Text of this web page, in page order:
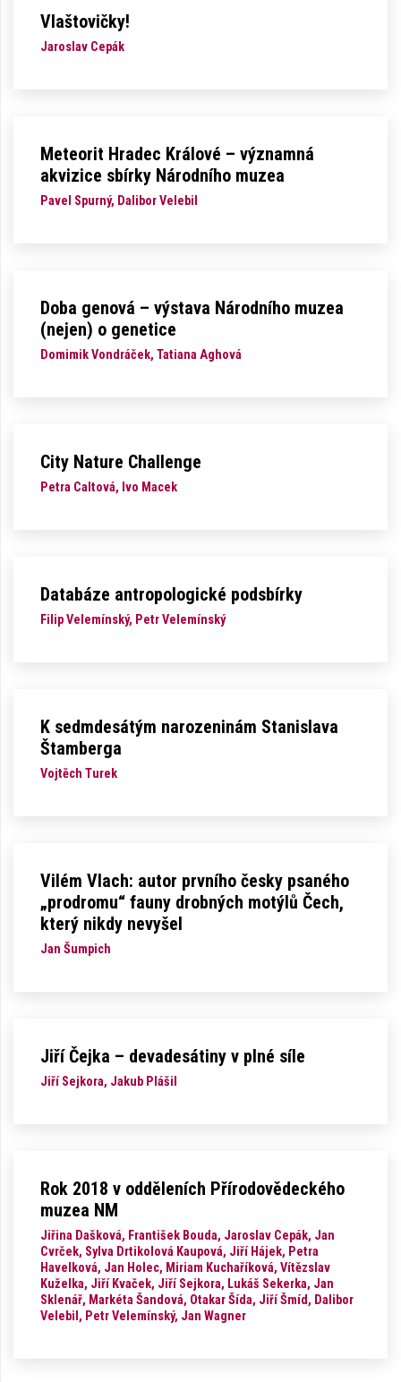
Vlaštovičky!
Jaroslav Cepák
Meteorit Hradec Králové – významná
akvizice sbírky Národního muzea
Pavel Spurný, Dalibor Velebil
Doba genová – výstava Národního muzea
(nejen) o genetice
Domimik Vondráček, Tatiana Aghová
City Nature Challenge
Petra Caltová, Ivo Macek
Databáze antropologické podsbírky
Filip Velemínský, Petr Velemínský
K sedmdesátým narozeninám Stanislava
Štamberga
Vojtěch Turek
Vilém Vlach: autor prvního česky psaného
„prodromu“ fauny drobných motýlů Čech,
který nikdy nevyšel
Jan Šumpich
Jiří Čejka – devadesátiny v plné síle
Jiří Sejkora, Jakub Plášil
Rok 2018 v odděleních Přírodovědeckého
muzea NM
Jiřina Dašková, František Bouda, Jaroslav Cepák, Jan
Cvrček, Sylva Drtikolová Kaupová, Jiří Hájek, Petra
Havelková, Jan Holec, Miriam Kuchaříková, Vítězslav
Kuželka, Jiří Kvaček, Jiří Sejkora, Lukáš Sekerka, Jan
Sklenář, Markéta Šandová, Otakar Šída, Jiří Šmíd, Dalibor
Velebil, Petr Velemínský, Jan Wagner